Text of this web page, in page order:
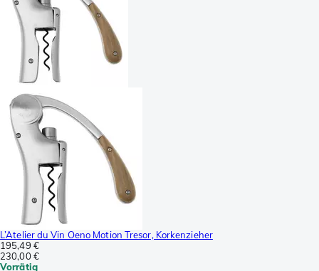
L’Atelier du Vin Oeno Motion Tresor, Korkenzieher
195,49 €
230,00 €
Vorrätig